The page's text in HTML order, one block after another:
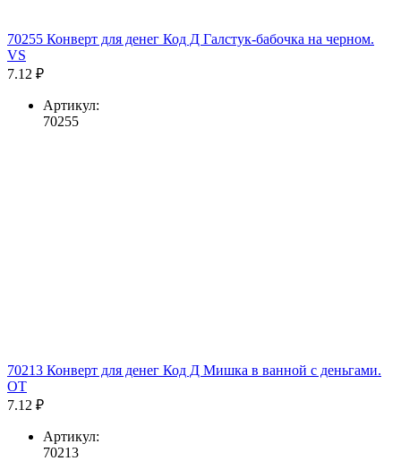
70255 Конверт для денег Код Д Галстук-бабочка на черном.
VS
7.12 ₽
Артикул:
70255
70213 Конверт для денег Код Д Мишка в ванной с деньгами.
ОТ
7.12 ₽
Артикул:
70213